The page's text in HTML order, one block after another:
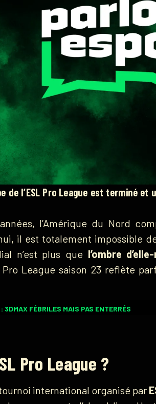
de l’ESL Pro League est terminé
l’Amérique du Nord
il est totalement impossible
n’est plus que l’ombre
Pro League saison 23 reflète
3DMAX FÉBRILES MAIS PAS ENTERRÉS
Pro League ?
international organisé par